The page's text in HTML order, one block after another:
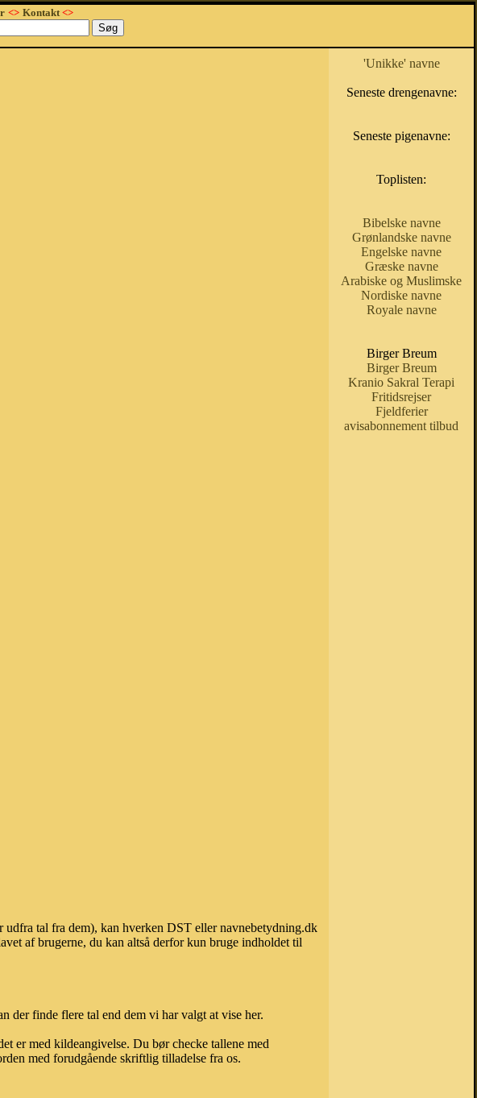
<> Kontakt<>
tal fra dem), kan hverken DST eller navnebetydning.dk
af brugerne, du kan altså derfor kun bruge indholdet til
der finde flere tal end dem vi har valgt at vise her.
er med kildeangivelse. Du bør checke tallene med
med forudgående skriftlig tilladelse fra os.
'Unikke' navne
Seneste drengenavne:
Seneste pigenavne:
Toplisten:
Bibelske navne
Grønlandske navne
Engelske navne
Græske navne
Arabiske og Muslimske
Nordiske navne
Royale navne
Birger Breum
Birger Breum
Kranio Sakral Terapi
Fritidsrejser
Fjeldferier
avisabonnement tilbud